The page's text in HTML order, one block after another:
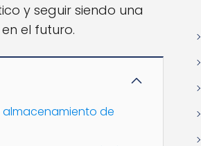
y seguir siendo una
el futuro.
de